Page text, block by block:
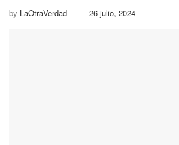
by LaOtraVerdad 26 julio, 2024